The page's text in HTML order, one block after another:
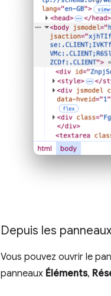
Depuis les panneaux
Vous pouvez ouvrir le
panneaux Éléments,